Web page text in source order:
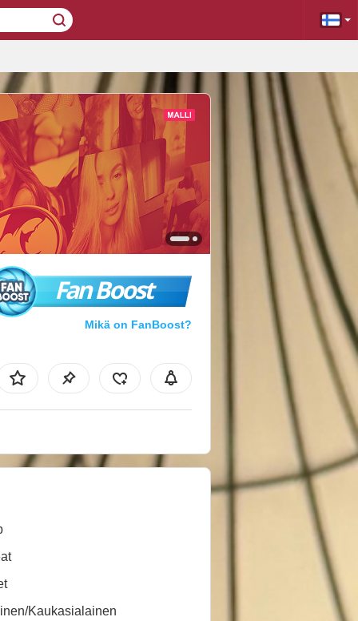
Fan Boost
Mikä on FanBoost?
Kaukasialainen